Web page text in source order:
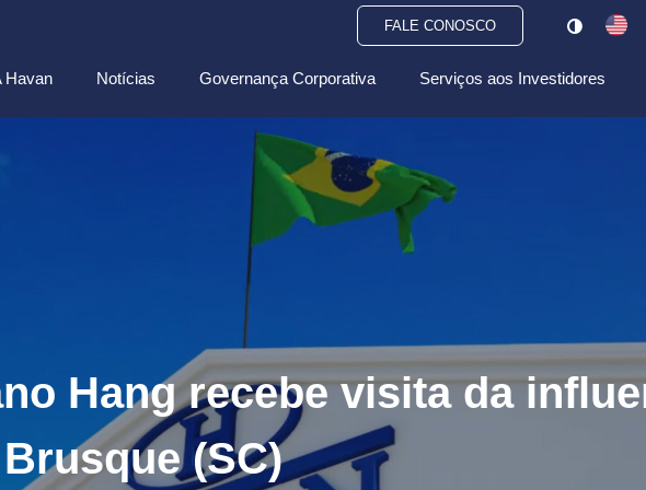
FALE CONOSCO
Havan Notícias Governança Corporativa Serviços aos Investidores
Hang recebe visita da
(SC)